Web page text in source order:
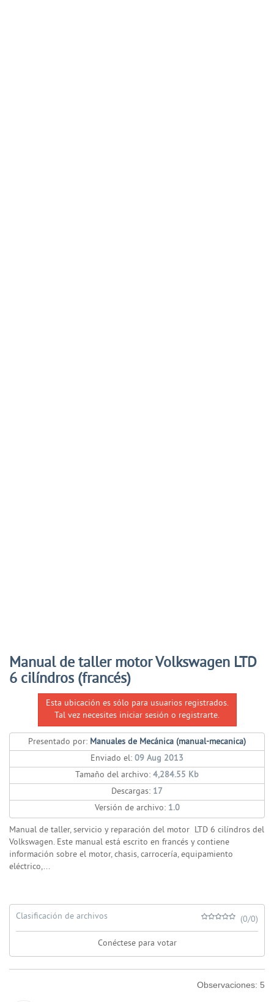
Manual de taller motor Volkswagen LTD
6 cilíndros (francés)
Esta ubicación es sólo para usuarios registrados.
Tal vez necesites iniciar sesión o registrarte.
Presentado por: Manuales de Mecánica (manual-mecanica)
Enviado el: 09 Aug 2013
Tamaño del archivo: 4,284.55 Kb
Descargas: 17
Versión de archivo: 1.0
Manual de taller, servicio y reparación del motor LTD 6 cilíndros del
Volkswagen. Este manual está escrito en francés y contiene
información sobre el motor, chasis, carrocería, equipamiento
eléctrico,...
Clasificación de archivos (0/0)
Conéctese para votar
Observaciones: 5